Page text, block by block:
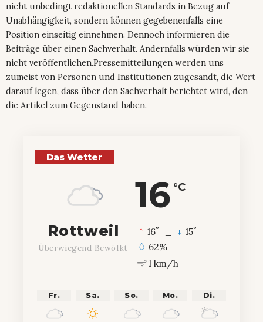
nicht unbedingt redaktionellen Standards in Bezug auf
Unabhängigkeit, sondern können gegebenenfalls eine
Position einseitig einnehmen. Dennoch informieren die
Beiträge über einen Sachverhalt. Andernfalls würden wir sie
nicht veröffentlichen.Pressemitteilungen werden uns
zumeist von Personen und Institutionen zugesandt, die Wert
darauf legen, dass über den Sachverhalt berichtet wird, den
die Artikel zum Gegenstand haben.
Das Wetter
16 °C
Rottweil
Überwiegend Bewölkt
16° 15°
62%
1 km/h
Fr. Sa. So. Mo. Di.